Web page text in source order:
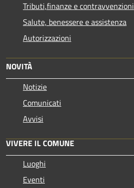
Tributi,finanze e contravvenzioni
Salute, benessere e assistenza
Autorizzazioni
NOVITÀ
Notizie
Comunicati
Avvisi
VIVERE IL COMUNE
Luoghi
Eventi